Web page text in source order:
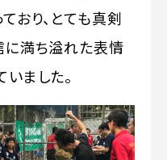
おり、とても真剣
に満ち溢れた表情
ました。